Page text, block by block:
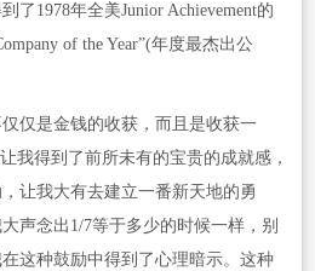
了1978年全美Junior Achievement的
of the Year”(年度最杰出公
仅是金钱的收获，而且是收获一
我得到了前所未有的宝贵的成就感，
让我大有去建立一番新天地的勇
声念出1/7等于多少的时候一样，别
这种鼓励中得到了心理暗示。这种